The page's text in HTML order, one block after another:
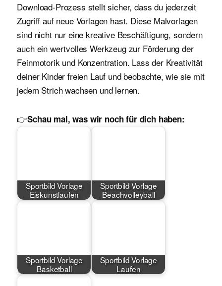
Download-Prozess stellt sicher, dass du jederzeit
Zugriff auf neue Vorlagen hast. Diese Malvorlagen
sind nicht nur eine kreative Beschäftigung, sondern
auch ein wertvolles Werkzeug zur Förderung der
Feinmotorik und Konzentration. Lass der Kreativität
deiner Kinder freien Lauf und beobachte, wie sie mit
jedem Strich wachsen und lernen.
👉Schau mal, was wir noch für dich haben:
Sportbild Vorlage
Eiskunstlaufen
Sportbild Vorlage
Beachvolleyball
Sportbild Vorlage
Basketball
Sportbild Vorlage
Laufen